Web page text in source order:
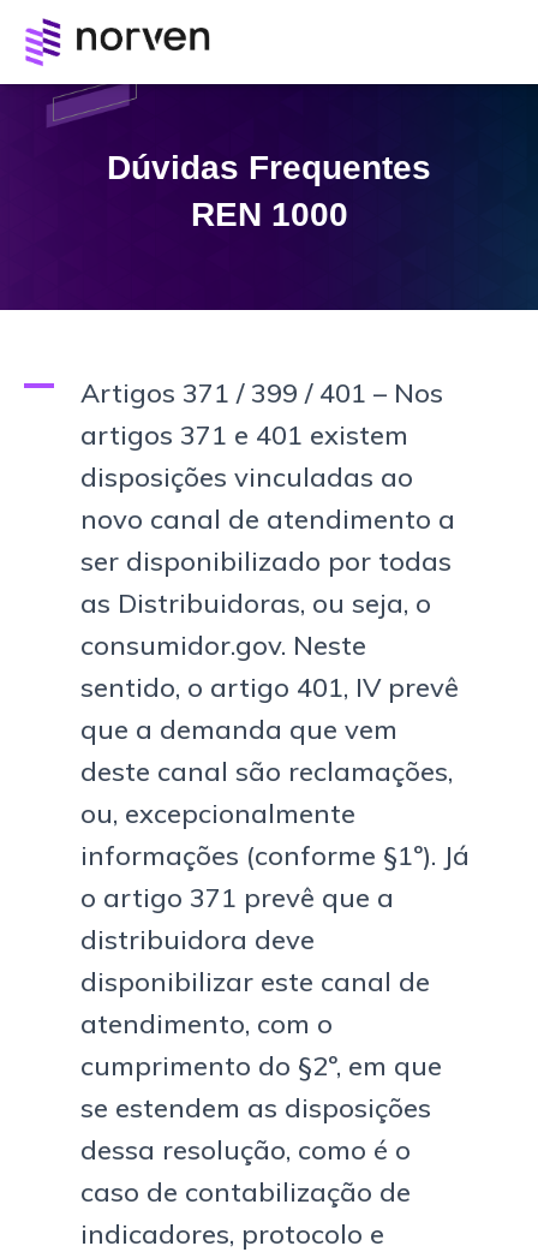
Dúvidas Frequentes
REN 1000
A
Artigos 371 / 399 / 401 – Nos
artigos 371 e 401 existem
disposições vinculadas ao
novo canal de atendimento a
ser disponibilizado por todas
as Distribuidoras, ou seja, o
consumidor.gov. Neste
sentido, o artigo 401, IV prevê
que a demanda que vem
deste canal são reclamações,
ou, excepcionalmente
informações (conforme §1º). Já
o artigo 371 prevê que a
distribuidora deve
disponibilizar este canal de
atendimento, com o
cumprimento do §2º, em que
se estendem as disposições
dessa resolução, como é o
caso de contabilização de
indicadores, protocolo e